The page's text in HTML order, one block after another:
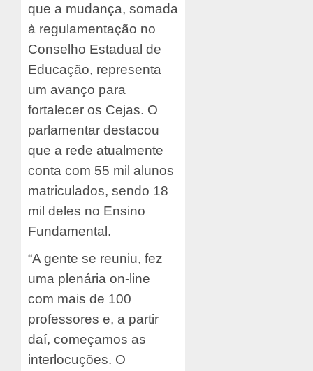
que a mudança, somada
à regulamentação no
Conselho Estadual de
Educação, representa
um avanço para
fortalecer os Cejas. O
parlamentar destacou
que a rede atualmente
conta com 55 mil alunos
matriculados, sendo 18
mil deles no Ensino
Fundamental.
“A gente se reuniu, fez
uma plenária on-line
com mais de 100
professores e, a partir
daí, começamos as
interlocuções. O